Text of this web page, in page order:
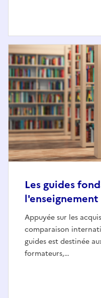
Les guides
l'enseignement
Appuyée sur les
comparaison
guides est destinée
formateurs,…